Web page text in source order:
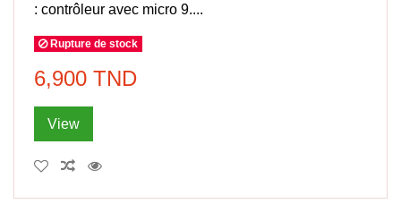
: contrôleur avec micro 9....
Rupture de stock
6,900 TND
View